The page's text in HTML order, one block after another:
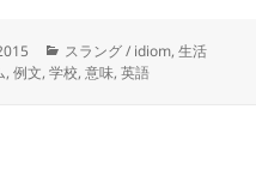
カ
テ
スラング / idiom,生活
,例文,学校,意味,英語